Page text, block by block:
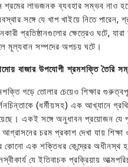
শ্রমের লাভজনক ব্যবহার সম্ভব নাও
সঙ্গে যে খাপ খাইয়ে নিতে
প্রতিষ্ঠানগুলোর ক্ষেত্রেও ঘটে,
মূল্যবান সম্পদের অপচয় ঘটে।
বাজার উপযোগী শ্রমশক্তি তৈরি
গড়ে তোলার চেয়েও শিক্ষার
(ধর্মীয়সহ) এক আখ্যানে
একই সঙ্গে অনুধাবন প্রয়োজন যে
আগ্রাসনের চরম প্রকাশ দেখা যায়
কোনো এক শক্তিধর কেন্দ্রের অধীনস্থ
যে ইতিবাচক প্রক্রিয়ায়